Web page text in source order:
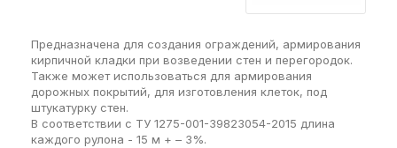
Предназначена для создания ограждений, армирования
кирпичной кладки при возведении стен и перегородок.
Также может использоваться для армирования
дорожных покрытий, для изготовления клеток, под
штукатурку стен.
В соответствии с ТУ 1275-001-39823054-2015 длина
каждого рулона - 15 м + – 3%.